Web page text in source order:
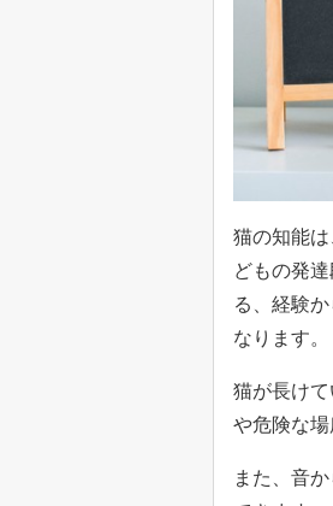
猫の知能
どもの発
る、経験
なります。
猫が長け
や危険な
また、音